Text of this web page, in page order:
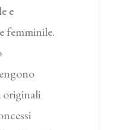
e
femminile.
originali